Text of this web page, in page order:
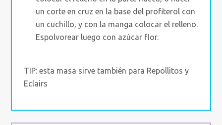
un corte en cruz en la base del profiterol con
un cuchillo, y con la manga colocar el relleno.
Espolvorear luego con azúcar flor.
TIP: esta masa sirve también para Repollitos y
Eclairs